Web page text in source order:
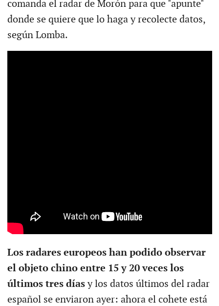
comanda el radar de Morón para que "apunte"
donde se quiere que lo haga y recolecte datos,
según Lomba.
Los radares europeos han podido observar
el objeto chino entre 15 y 20 veces los
últimos tres díasy los datos últimos del radar
español se enviaron ayer: ahora el cohete está